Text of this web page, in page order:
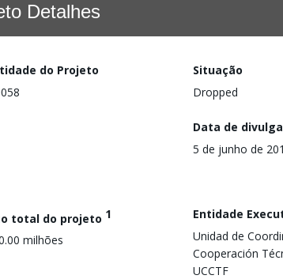
Detalhes
do Projeto
Situação
Dropped
Data de
5 de junho de
total do projeto 1
milhões
Entidade
Unidad de
Cooperación
UCCTF